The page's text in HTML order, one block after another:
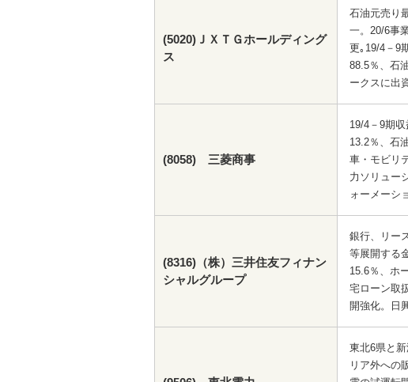
(5020)ＪＸＴＧホールディング
ス
石油元売り
一。20/6事
更｡19/4－9
88.5％、石
ークスに出
(8058) 三菱商事
19/4－9期
13.2％、石
車・モビリ
力ソリュー
ォーメーシ
(8316)（株）三井住友フィナン
シャルグループ
銀行、リー
等展開する
15.6％、ホ
宅ローン取
開強化。日
東北6県と
リア外への